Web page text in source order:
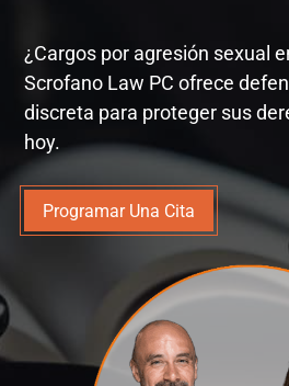
¿Cargos por agresión sexual
Scrofano Law PC ofrece
discreta para proteger sus
hoy.
Programar Una Cita